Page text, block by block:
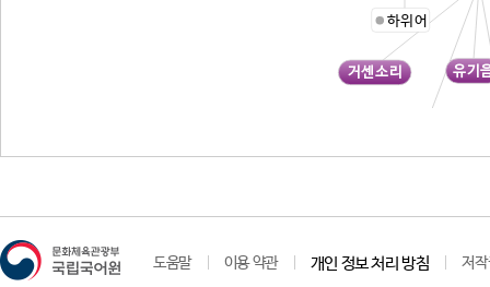
유기
거센소리
하위어
도움말 이용 약관 개인 정보 처리 방침 저